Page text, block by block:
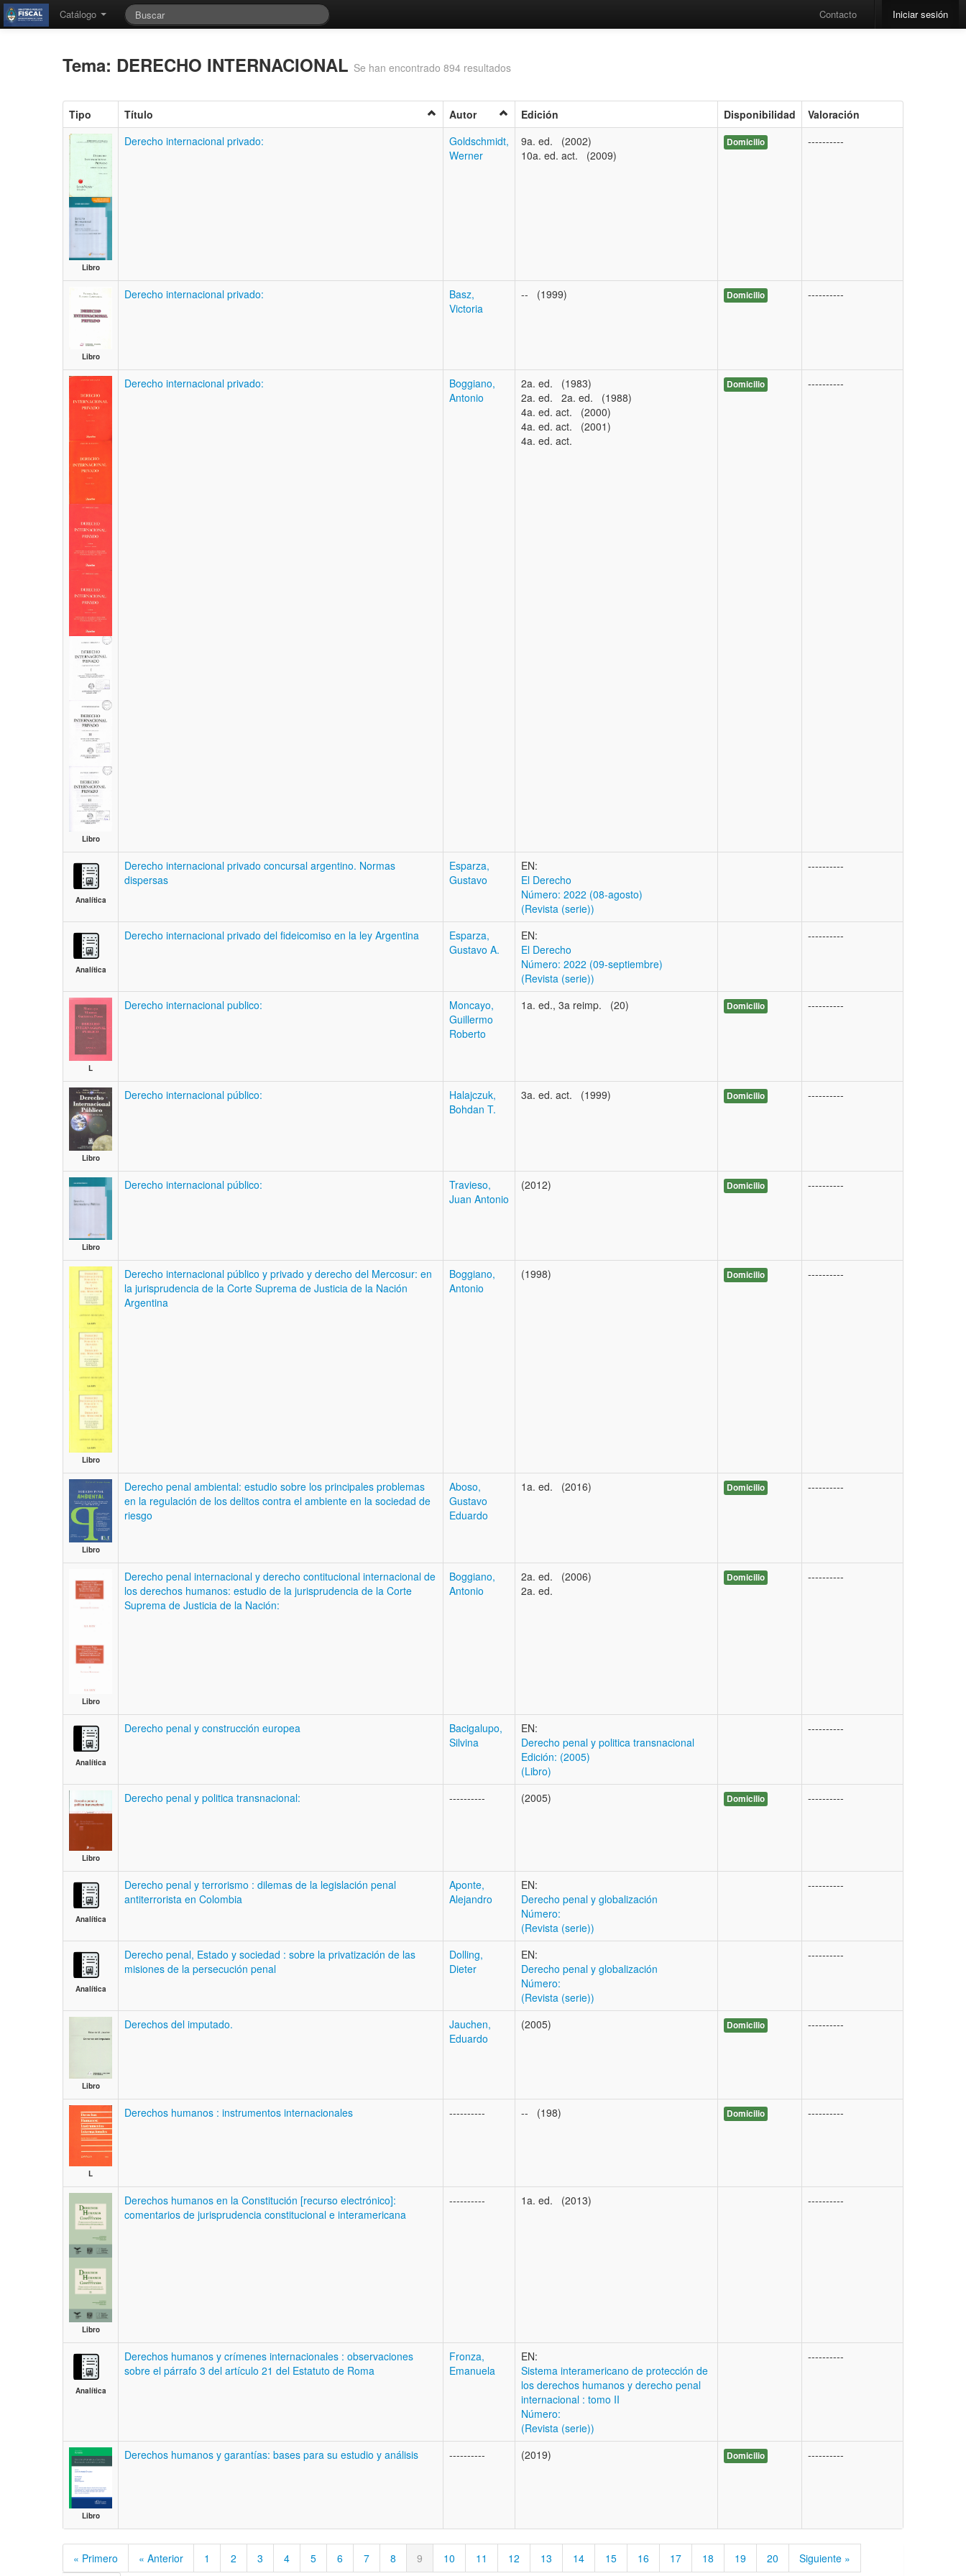
Catálogo Contacto Iniciar sesión
Tema: DERECHO INTERNACIONAL Se han encontrado 894 resultados
Tipo Título Autor Edición Disponibilidad Valoración
Libro
Derecho internacional privado:
Goldschmidt,
Werner
9a. ed. (2002)
10a. ed. act. (2009)
Domicilio ----------
Libro
Derecho internacional privado:
Basz,
Victoria
-- (1999) Domicilio ----------
Libro
Derecho internacional privado:
Boggiano,
Antonio
2a. ed. (1983)
2a. ed. 2a. ed. (1988)
4a. ed. act. (2000)
4a. ed. act. (2001)
4a. ed. act.
Domicilio ----------
Analítica
Derecho internacional privado concursal argentino. Normas
dispersas
Esparza,
Gustavo
EN:
El Derecho
Número: 2022 (08-agosto)
(Revista (serie))
----------
Analítica
Derecho internacional privado del fideicomiso en la ley Argentina
Esparza,
Gustavo A.
EN:
El Derecho
Número: 2022 (09-septiembre)
(Revista (serie))
----------
L
Derecho internacional publico:
Moncayo,
Guillermo
Roberto
1a. ed., 3a reimp. (20) Domicilio ----------
Libro
Derecho internacional público:
Halajczuk,
Bohdan T.
3a. ed. act. (1999) Domicilio ----------
Libro
Derecho internacional público:
Travieso,
Juan Antonio
(2012) Domicilio ----------
Libro
Derecho internacional público y privado y derecho del Mercosur: en
la jurisprudencia de la Corte Suprema de Justicia de la Nación
Argentina
Boggiano,
Antonio
(1998) Domicilio ----------
Libro
Derecho penal ambiental: estudio sobre los principales problemas
en la regulación de los delitos contra el ambiente en la sociedad de
riesgo
Aboso,
Gustavo
Eduardo
1a. ed. (2016) Domicilio ----------
Libro
Derecho penal internacional y derecho contitucional internacional de
los derechos humanos: estudio de la jurisprudencia de la Corte
Suprema de Justicia de la Nación:
Boggiano,
Antonio
2a. ed. (2006)
2a. ed.
Domicilio ----------
Analítica
Derecho penal y construcción europea
Bacigalupo,
Silvina
EN:
Derecho penal y politica transnacional
Edición: (2005)
(Libro)
----------
Libro
Derecho penal y politica transnacional: ---------- (2005) Domicilio ----------
Analítica
Derecho penal y terrorismo : dilemas de la legislación penal
antiterrorista en Colombia
Aponte,
Alejandro
EN:
Derecho penal y globalización
Número:
(Revista (serie))
----------
Analítica
Derecho penal, Estado y sociedad : sobre la privatización de las
misiones de la persecución penal
Dolling,
Dieter
EN:
Derecho penal y globalización
Número:
(Revista (serie))
----------
Libro
Derechos del imputado.
Jauchen,
Eduardo
(2005) Domicilio ----------
L
Derechos humanos : instrumentos internacionales ---------- -- (198) Domicilio ----------
Libro
Derechos humanos en la Constitución [recurso electrónico]:
comentarios de jurisprudencia constitucional e interamericana
---------- 1a. ed. (2013) ----------
Analítica
Derechos humanos y crímenes internacionales : observaciones
sobre el párrafo 3 del artículo 21 del Estatuto de Roma
Fronza,
Emanuela
EN:
Sistema interamericano de protección de
los derechos humanos y derecho penal
internacional : tomo II
Número:
(Revista (serie))
----------
Libro
Derechos humanos y garantías: bases para su estudio y análisis ---------- (2019) Domicilio ----------
« Primero « Anterior 1 2 3 4 5 6 7 8 9 10 11 12 13 14 15 16 17 18 19 20 Siguiente »